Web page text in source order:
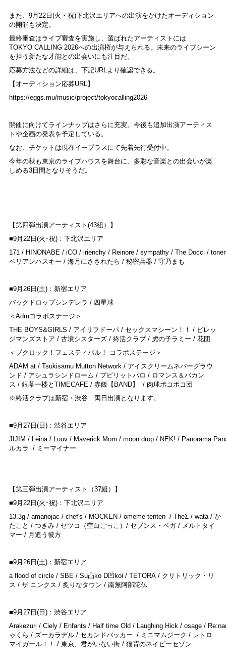
また、9月22日(火・祝)下北沢エリアへの出演をかけたオーディション
の開催も決定。
最終審査はライブ審査を実施し、選ばれたアーティストには
TOKYO CALLING 2026への出演権が与えられる。未来のライブシーン
を担う新たな才能との出会いにも注目だ。
応募方法などの詳細は、下記URLより確認できる。
【オーディション応募URL】
https://eggs.mu/music/project/tokyocalling2026
開催に向けてラインナップはさらに充実。今後も追加出演アーティス
トや企画の発表を予定している。
なお、チケットは現在イープラスにて先着先行受付中。
今年の秋も東京のライブハウスを舞台に、多彩な音楽との出会いが楽
しめる3日間となりそうだ。
【第四弾出演アーティスト(43組）】
■9月22日(火･祝)：下北沢エリア
171 / HINONABE / iCO / irienchy / Reinore / sympathy / The Docci /
ベリアンハスキー / 海月にさされたら / 秘密兵器 / 守乃まも
■9月26日(土)：新宿エリア
バックドロップシンデレラ / 四星球
＜Admコラボステージ＞
THE BOYS&GIRLS / アイリフドーパ / セックスマシーン！！ / ビレッ
ジマンズストア / 古墳シスターズ / 終活クラブ / 虎の子ラミー / 花団
＜ブクロック！フェスティバル！ コラボステージ＞
ADAM at / Tsukisamu Mutton Network / アイスクリームネバーグラウ
ンド / アシュラシンドローム / プピリットパロ / ロマンス＆バカン
ス / 銀幕一楼とTIMECAFE / 赤飯【BAND】 / 肉球ポコポコ団
※終活クラブは新宿・渋谷 両日出演となります。
■9月27日(日)：渋谷エリア
JIJIM / Leina / Luov / Maverick Mom / moon drop / NEK! / Panorama
ルカラ / ミーマイナー
【第三弾出演アーティスト（37組）】
■9月22日(火･祝)：下北沢エリア
13.3g / amanojac / chef's / MOCKEN / omeme tenten / TheΣ / wata / か
たこと / つきみ / セツコ（空白ごっこ）/ セブンス・ベガ / メルトタイ
マー / 月追う彼方
■9月26日(土)：新宿エリア
a flood of circle / SBE / Su凸ko D凹koi / TETORA / クリトリック・リ
ス / ザ ニンクス / 炙りなタウン / 南無阿部陀仏
■9月27日(日)：渋谷エリア
Arakezuri / Ciely / Enfants / Half time Old / Laughing Hick / osage /
ゃくら / ズーカラデル / セカンドバッカー / ミニマムジーク / レトロ
マイガール！！ / 東京、君がいない街 / 猫背のネイビーセゾン